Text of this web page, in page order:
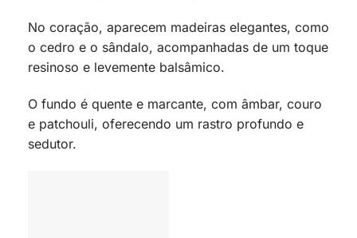
No coração, aparecem madeiras elegantes, como
o cedro e o sândalo, acompanhadas de um toque
resinoso e levemente balsâmico.
O fundo é quente e marcante, com âmbar, couro
e patchouli, oferecendo um rastro profundo e
sedutor.